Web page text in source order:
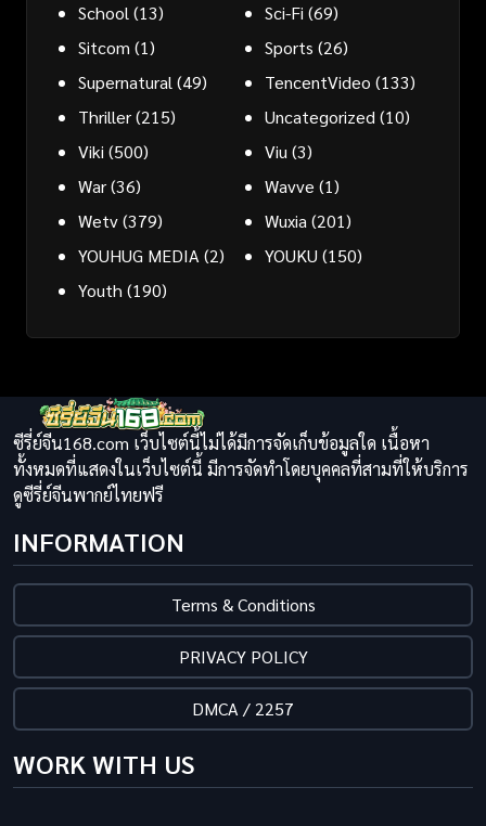
School (13) Sci-Fi (69)
Sitcom (1) Sports (26)
Supernatural (49) TencentVideo (133)
Thriller(215) Uncategorized (10)
Viki (500) Viu (3)
War(36) Wavve (1)
Wetv(379) Wuxia (201)
YOUHUG MEDIA (2) YOUKU (150)
Youth (190)
ซีรี่ย์จีน168.com เว็บไซต์นี้ไม่ได้มีการจัดเก็บข้อมูลใด เนื้อหา
ทั้งหมดที่แสดงในเว็บไซต์นี้ มีการจัดทำโดยบุคคลที่สามที่ให้บริการ
ดูซีรี่ย์จีนพากย์ไทยฟรี
INFORMATION
Terms & Conditions
PRIVACY POLICY
DMCA / 2257
WORK WITH US